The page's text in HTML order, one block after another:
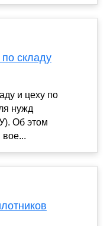
складу
и цеху по
нужд
Об этом